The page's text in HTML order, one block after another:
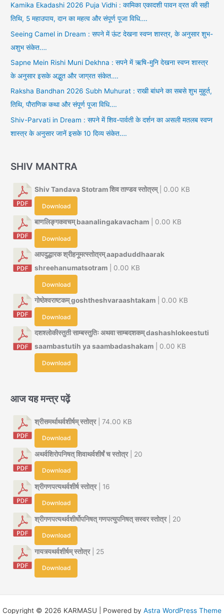
Kamika Ekadashi 2026 Puja Vidhi : कामिका एकादशी पावन व्रत की सही
तिथि, 5 महाउपाय, दान का महत्व और संपूर्ण पूजा विधि….
Seeing Camel in Dream : सपने में ऊंट देखना स्वप्न शास्त्र, के अनुसार शुभ-
अशुभ संकेत….
Sapne Mein Rishi Muni Dekhna : सपने में ऋषि-मुनि देखना स्वप्न शास्त्र
के अनुसार इसके अद्भुत और जाग्रत संकेत….
Raksha Bandhan 2026 Subh Muhurat : राखी बांधने का सबसे शुभ मुहूर्त,
तिथि, पौराणिक कथा और संपूर्ण पूजा विधि….
Shiv-Parvati in Dream : सपने में शिव-पार्वती के दर्शन का असली मतलब स्वप्न
शास्त्र के अनुसार जानें इसके 10 दिव्य संकेत….
SHIV MANTRA
Shiv Tandava Stotram शिव ताण्डव स्तोत्रम्| 0.00 KB
Download
बाणलिङ्गकवचम् baanalingakavacham | 0.00 KB
Download
आपदुद्धारक श्रीहनूमत्स्तोत्रम् aapaduddhaarak
shreehanumatsotram | 0.00 KB
Download
गोष्ठेश्वराष्टकम् goshtheshvaraashtakam | 0.00 KB
Download
दशश्लोकीस्तुती साम्बस्तुतिः अथवा साम्बदशकम् dashashlokeestuti
saambastutih ya saambadashakam | 0.00 KB
Download
आज यह मन्त्र पढ़ें
श्रीसमर्थाथर्वशीर्षम् स्तोत्र| 74.00 KB
Download
अथर्वशिरोपनिषत् शिवाथर्वशीर्षं च स्तोत्र| 20
Download
श्रीगणपत्यथर्वशीर्ष स्तोत्र| 16
Download
श्रीगणपत्यथर्वशीर्षोपनिषत् गणपत्युपनिषत् सस्वर स्तोत्र| 20
Download
गायत्र्यथर्वशीर्षम् स्तोत्र| 25
Download
Copyright © 2026 KARMASU | Powered by Astra WordPress Theme